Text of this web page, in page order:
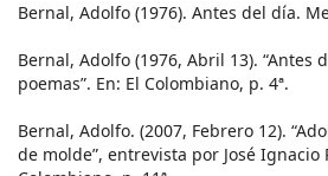
Bernal, Adolfo (1976). Antes del día.
Bernal, Adolfo (1976, Abril 13). “Antes
poemas”. En: El Colombiano, p. 4ª.
Bernal, Adolfo. (2007, Febrero 12).
de molde”, entrevista por José Ignacio